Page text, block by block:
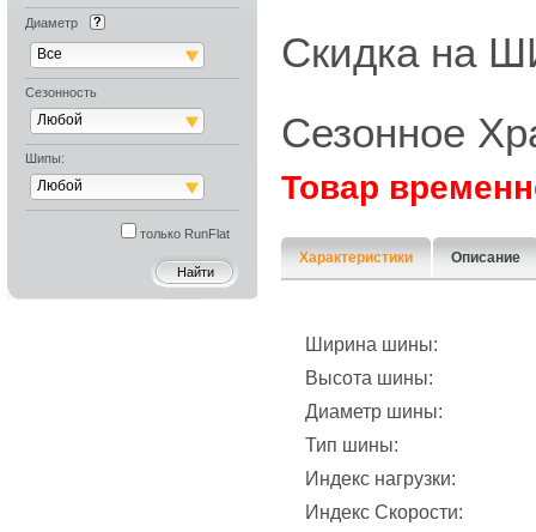
Диаметр
Все
Сезонность
Любой
Шипы:
Любой
только RunFlat
Скидка на
Сезонное
Товар
Характеристики Описание
Ширина шины:
Высота шины:
Диаметр шины:
Тип шины:
Индекс нагрузки:
Индекс Скорости: